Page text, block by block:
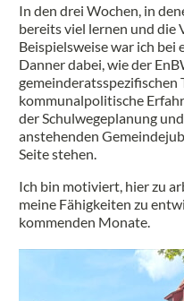
In den drei Wochen, in
bereits viel lernen und die
Beispielsweise war ich bei
Danner dabei, wie der
gemeinderatsspezifischen
kommunalpolitische
der Schulwegeplanung
anstehenden
Seite stehen.
Ich bin motiviert, hier zu
meine Fähigkeiten zu
kommenden Monate.